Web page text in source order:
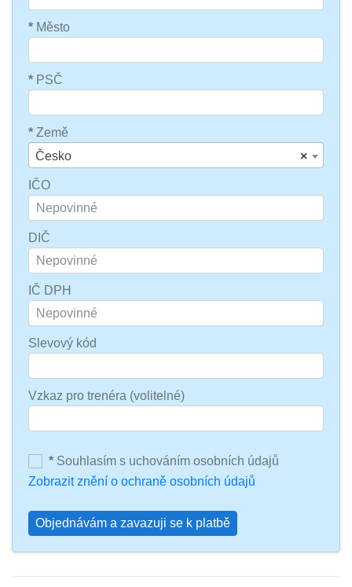
* Město
* PSČ
* Země
×
Česko
IČO
DIČ
IČ DPH
Slevový kód
Vzkaz pro trenéra (volitelné)
* Souhlasím s uchováním osobních údajů
Zobrazit znění o ochraně osobních údajů
Objednávám a zavazuji se k platbě